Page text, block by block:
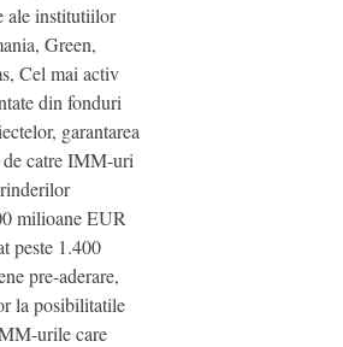
ale institutiilor
Green,
Cel mai activ
din fonduri
garantarea
de catre IMM-uri
milioane EUR
peste 1.400
pre-aderare,
la posibilitatile
urile care